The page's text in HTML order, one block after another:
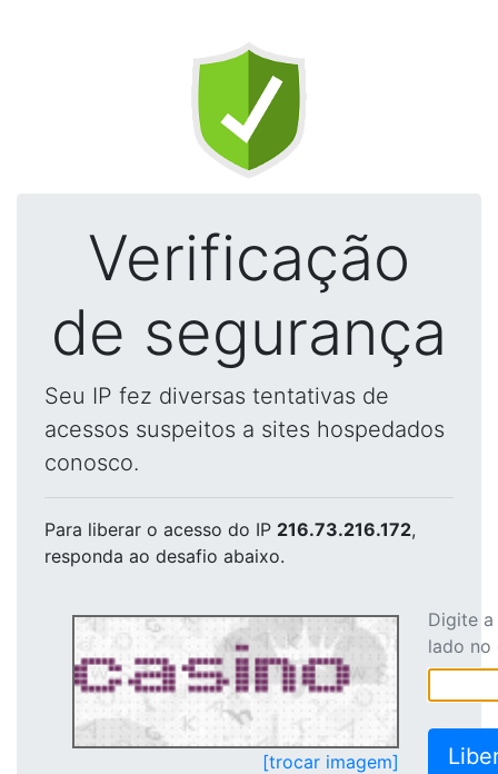
Verificação
de segurança
Seu IP fez diversas tentativas de
acessos suspeitos a sites hospedados
conosco.
Para liberar o acesso do IP 216.73.216.172,
responda ao desafio abaixo.
[trocar imagem]
Digite
lado no